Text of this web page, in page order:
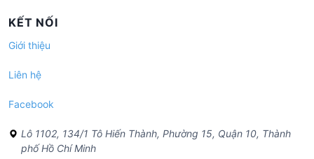
KẾT NỐI
Giới thiệu
Liên hệ
Facebook
Lô 1102, 134/1 Tô Hiến Thành, Phường 15, Quận 10, Thành
phố Hồ Chí Minh